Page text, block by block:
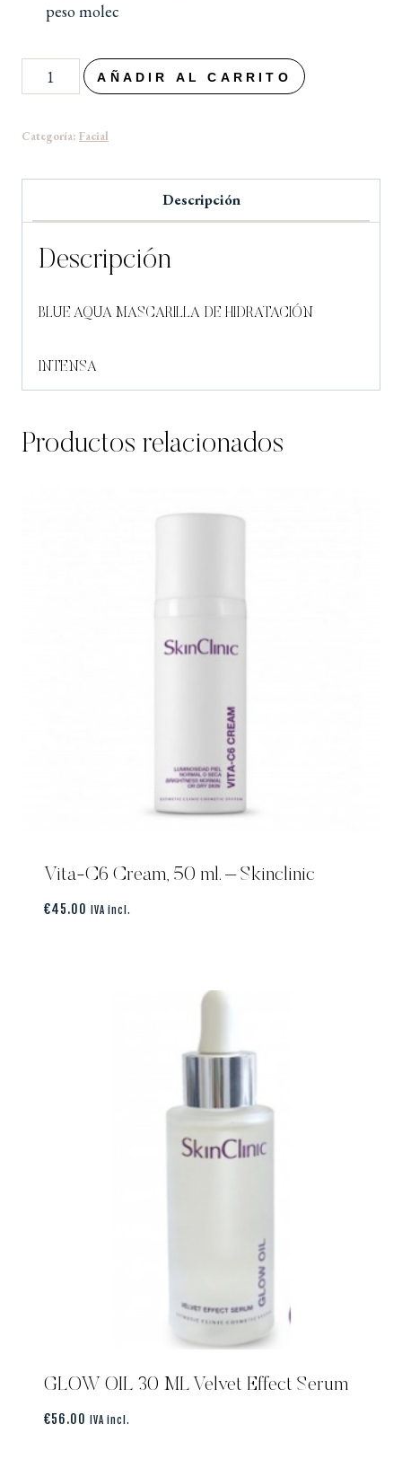
peso molec
AÑADIR AL CARRITO
Categoría: Facial
Descripción
Descripción
BLUE AQUA MASCARILLA DE HIDRATACIÓN
INTENSA
Productos relacionados
Vita-C6 Cream, 50 ml. – Skinclinic
€45.00 IVA incl.
GLOW OIL 30 ML Velvet Effect Serum
€56.00 IVA incl.